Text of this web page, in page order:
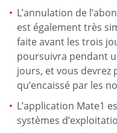
L’annulation de
est également très
faite avant les trois
poursuivra pendant
jours, et vous
qu’encaissé par les
L’application Mate1
systèmes